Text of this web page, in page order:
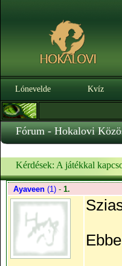
Lónevelde Kvíz
Fórum - Hokalovi
Kérdések: A játékkal
Ayaveen(1) - 1.